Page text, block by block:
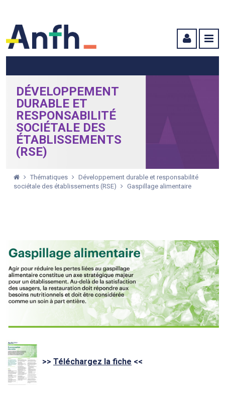
DÉVELOPPEMENT
DURABLE ET
RESPONSABILITÉ
SOCIÉTALE DES
ÉTABLISSEMENTS
(RSE)
Thématiques
Développement durable et responsabilité
sociétale des établissements (RSE)
Gaspillage alimentaire
>> Téléchargez la fiche <<